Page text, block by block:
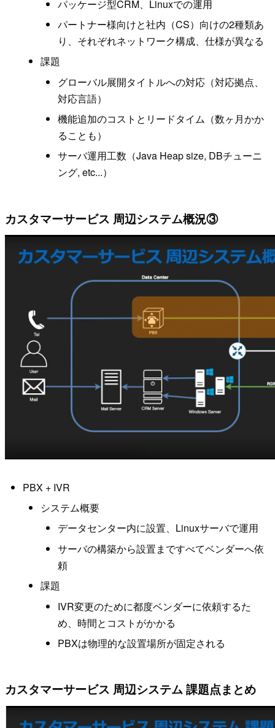
パッケージ型CRM、Linuxでの運用
パートナー様向けと社内（CS）向けの2種類あ
り、それぞれネットワーク構成、仕様が異なる
課題
グローバル展開タイトルへの対応（対応拠点、
対応言語）
機能追加のコストとリードタイム（数ヶ月かか
ることも）
サーバ運用工数（Java Heap size, DBチューニ
ング, etc...）
カスタマーサービス 周辺システム概況③
PBX + IVR
システム概要
データセンター内に設置、Linuxサーバで運用
サーバの構築から設置まですべてベンダーへ依
頼
課題
IVR変更のために都度ベンダーに依頼するた
め、時間とコストがかかる
PBXは物理的な設置場所が固定される
カスタマーサービス 周辺システム 課題点まとめ